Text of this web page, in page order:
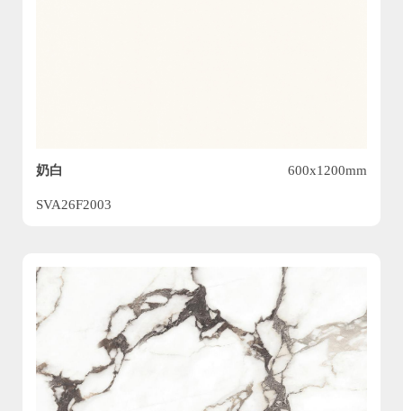
奶白 600x1200mm
SVA26F2003